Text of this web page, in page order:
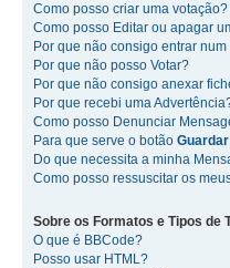
Como posso criar uma votação?
Como posso Editar ou apagar
Por que não consigo entrar num
Por que não posso Votar?
Por que não consigo anexar
Por que recebi uma
Como posso Denunciar
Para que serve o botão Guardar
Do que necessita a minha
Como posso ressuscitar os
Sobre os Formatos e Tipos de
O que é BBCode?
Posso usar HTML?